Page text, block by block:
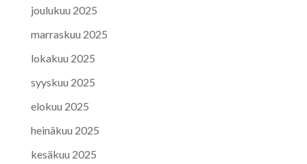
joulukuu 2025
marraskuu 2025
lokakuu 2025
syyskuu 2025
elokuu 2025
heinäkuu 2025
kesäkuu 2025